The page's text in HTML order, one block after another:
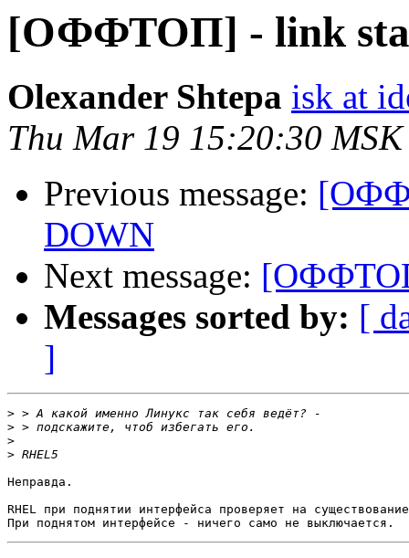
[ОФФТОП] - link
Olexander Shtepa isk at
Thu Mar 19 15:20:30
Previous message:
DOWN
Next message:
Messages sorted by: [
]
>
>
>
>
Неправда.
RHEL при поднятии интерфейса проверяет на